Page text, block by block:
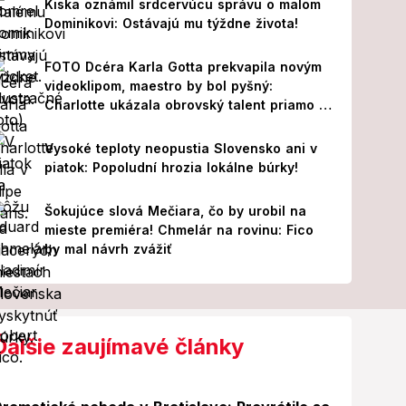
Kiska oznámil srdcervúcu správu o malom
Dominikovi: Ostávajú mu týždne života!
FOTO Dcéra Karla Gotta prekvapila novým
videoklipom, maestro by bol pyšný:
Charlotte ukázala obrovský talent priamo v
Vysoké teploty neopustia Slovensko ani v
piatok: Popoludní hrozia lokálne búrky!
Šokujúce slová Mečiara, čo by urobil na
mieste premiéra! Chmelár na rovinu: Fico
by mal návrh zvážiť
zaujímavé články